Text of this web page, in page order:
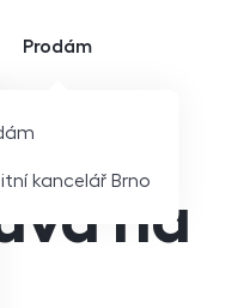
Prodám
kancelář Brno
na